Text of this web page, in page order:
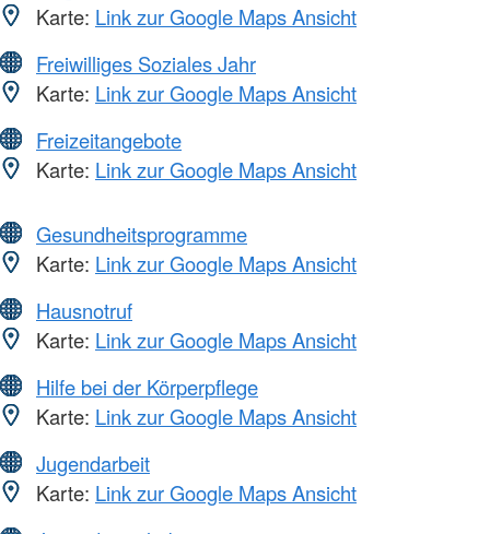
Karte: Link zur Google Maps Ansicht
Freiwilliges Soziales Jahr
Karte: Link zur Google Maps Ansicht
Freizeitangebote
Karte: Link zur Google Maps Ansicht
Gesundheitsprogramme
Karte: Link zur Google Maps Ansicht
Hausnotruf
Karte: Link zur Google Maps Ansicht
Hilfe bei der Körperpflege
Karte: Link zur Google Maps Ansicht
Jugendarbeit
Karte: Link zur Google Maps Ansicht